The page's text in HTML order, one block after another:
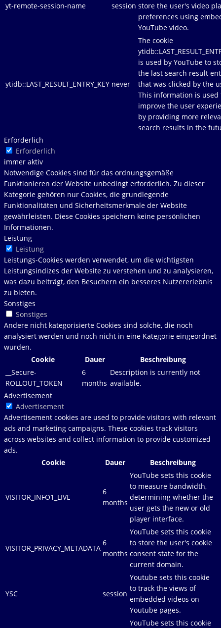
yt-remote-session-name session store the user's video
preferences using
YouTube video.
ytidb::LAST_RESULT_ENTRY_KEY never
The cookie
is used by YouTube to
the last search result
that was clicked by the
This information is used
improve the user
by providing more
search results in the
Erforderlich
Erforderlich
immer aktiv
Notwendige Cookies sind für das ordnungsgemäße
Funktionieren der Website unbedingt erforderlich. Zu dieser
Kategorie gehören nur Cookies, die grundlegende
Funktionalitäten und Sicherheitsmerkmale der Website
gewährleisten. Diese Cookies speichern keine persönlichen
Informationen.
Leistung
Leistung
Leistungs-Cookies werden verwendet, um die wichtigsten
Leistungsindizes der Website zu verstehen und zu analysieren,
was dazu beiträgt, den Besuchern ein besseres Nutzererlebnis
zu bieten.
Sonstiges
Sonstiges
Andere nicht kategorisierte Cookies sind solche, die noch
analysiert werden und noch nicht in eine Kategorie eingeordnet
wurden.
Cookie
Dauer
Beschreibung
__Secure-
ROLLOUT_TOKEN
6
months
Description is currently not
available.
Advertisement
Advertisement
Advertisement cookies are used to provide visitors with relevant
ads and marketing campaigns. These cookies track visitors
across websites and collect information to provide customized
ads.
Cookie
Dauer Beschreibung
VISITOR_INFO1_LIVE
6
months
YouTube sets this cookie
to measure bandwidth,
determining whether the
user gets the new or old
player interface.
VISITOR_PRIVACY_METADATA
6
months
YouTube sets this cookie
to store the user's cookie
consent state for the
current domain.
YSC session
Youtube sets this cookie
to track the views of
embedded videos on
Youtube pages.
YouTube sets this cookie